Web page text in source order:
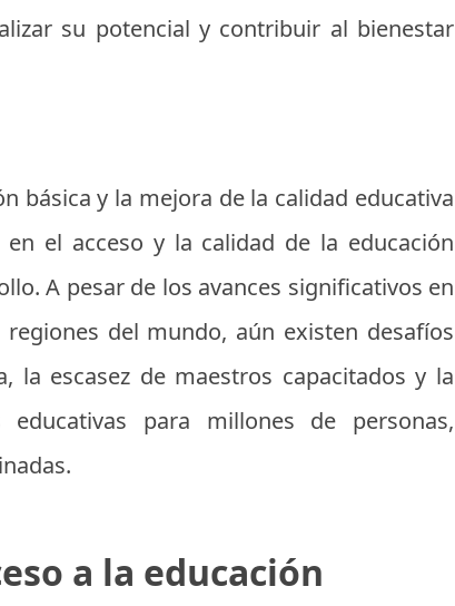
su potencial y contribuir al bienestar
básica y la mejora de la calidad educativa
el acceso y la calidad de la educación
A pesar de los avances significativos en
del mundo, aún existen desafíos
la escasez de maestros capacitados y la
para millones de personas,
a la educación